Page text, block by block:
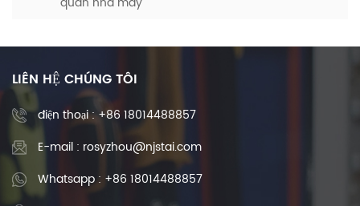
LIÊN HỆ CHÚNG TÔI
điện thoại :+86 18014488857
E-mail : rosyzhou@njstai.com
Whatsapp : +86 18014488857